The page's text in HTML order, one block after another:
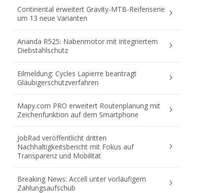
Continental erweitert Gravity-MTB-Reifenserie
um 13 neue Varianten
Ananda R525: Nabenmotor mit integriertem
Diebstahlschutz
Eilmeldung: Cycles Lapierre beantragt
Gläubigerschutzverfahren
Mapy.com PRO erweitert Routenplanung mit
Zeichenfunktion auf dem Smartphone
JobRad veröffentlicht dritten
Nachhaltigkeitsbericht mit Fokus auf
Transparenz und Mobilität
Breaking News: Accell unter vorläufigem
Zahlungsaufschub